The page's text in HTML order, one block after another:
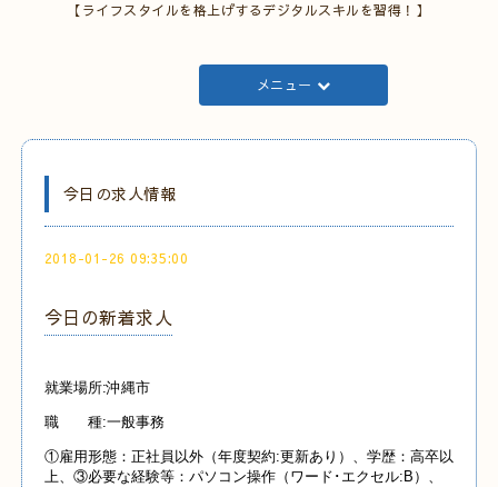
【ライフスタイルを格上げするデジタルスキルを習得！】
メニュー
今日の求人情報
2018-01-26 09:35:00
今日の新着求人
就業場所:沖縄市
職 種:一般事務
①雇用形態：正社員以外（年度契約:更新あり）、学歴：高卒以
上、③必要な経験等：パソコン操作（ワード･エクセル:B）、